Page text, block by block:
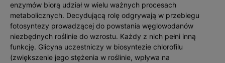
enzymów biorą udział w wielu ważnych procesach
metabolicznych. Decydującą rolę odgrywają w przebiegu
fotosyntezy prowadzącej do powstania węglowodanów
niezbędnych roślinie do wzrostu. Każdy z nich pełni inną
funkcję. Glicyna uczestniczy w biosyntezie chlorofilu
(zwiększenie jego stężenia w roślinie, wpływa na